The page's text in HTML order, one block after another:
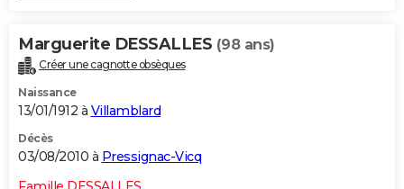
Marguerite DESSALLES (98 ans)
Créer une cagnotte obsèques
Naissance
13/01/1912 à Villamblard
Décès
03/08/2010 à Pressignac-Vicq